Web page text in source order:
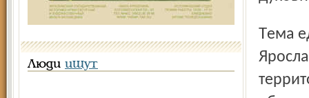
Люди ищут
Тема единства присутствовала и в выступлении мэра